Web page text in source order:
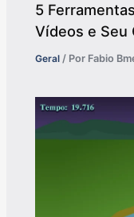
5
Vídeos e Seu
Geral / Por Fabio